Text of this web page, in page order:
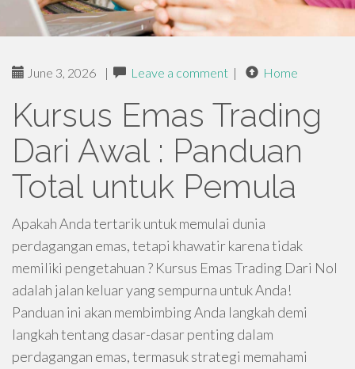
June 3, 2026 | Leave a comment | Home
Kursus Emas Trading
Dari Awal : Panduan
Total untuk Pemula
Apakah Anda tertarik untuk memulai dunia
perdagangan emas, tetapi khawatir karena tidak
memiliki pengetahuan ? Kursus Emas Trading Dari Nol
adalah jalan keluar yang sempurna untuk Anda!
Panduan ini akan membimbing Anda langkah demi
langkah tentang dasar-dasar penting dalam
perdagangan emas, termasuk strategi memahami